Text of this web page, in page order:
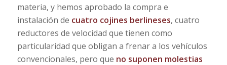
materia, y hemos aprobado la compra e
instalación de cuatro cojines berlineses, cuatro
reductores de velocidad que tienen como
particularidad que obligan a frenar a los vehículos
convencionales, pero que no suponen molestias